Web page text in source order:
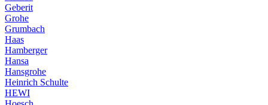
Geberit
Grohe
Grumbach
Haas
Hamberger
Hansa
Hansgrohe
Heinrich Schulte
HEWI